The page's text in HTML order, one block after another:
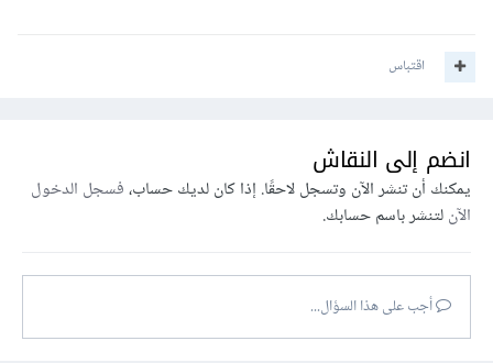
اقتباس
انضم إلى النقاش
يمكنك أن تنشر الآن وتسجل لاحقًا. إذا كان لديك حساب،فسجل الدخول
الآنلتنشر باسم حسابك.
أجب على هذا السؤال...